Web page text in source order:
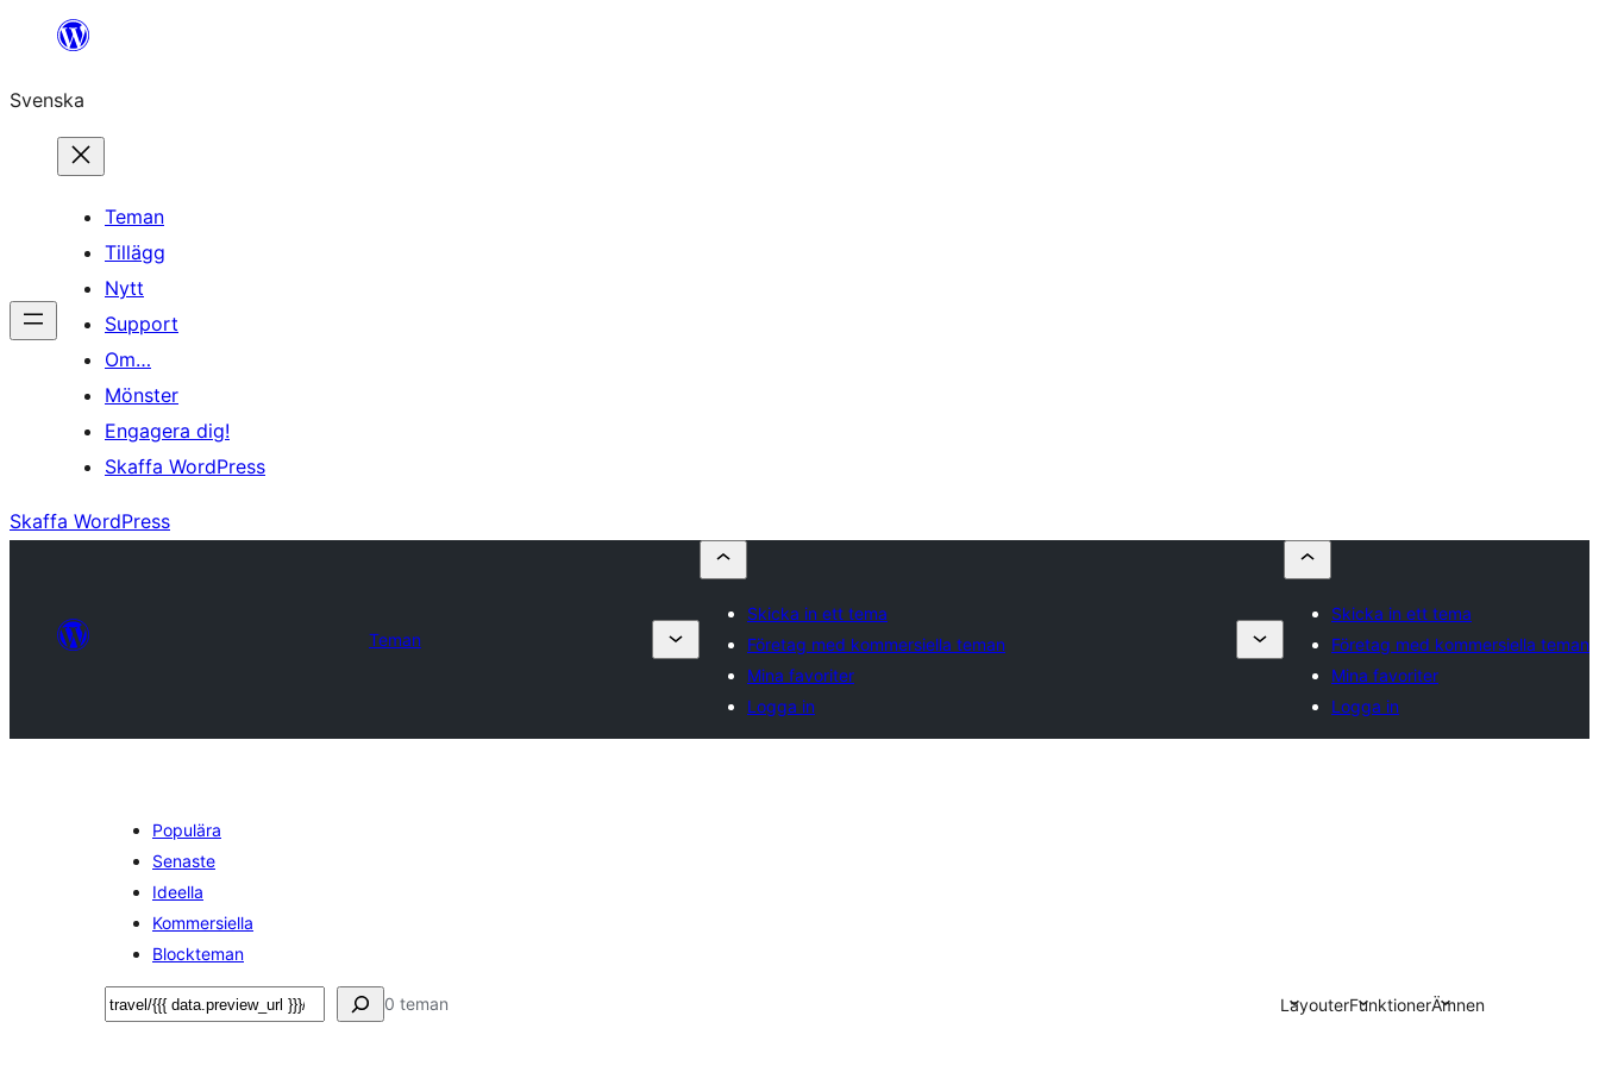
Hoppa
innehåll
Svenska
Teman
Tillägg
Nytt
Support
Om…
Mönster
Engagera dig!
Skaffa WordPress
Skaffa WordPress
Teman
Skicka in ett tema
Företag med kommersiella teman
Mina favoriter
Logga in
Skicka in ett tema
Företag med kommersiella teman
Mina favoriter
Logga in
Populära
Senaste
Ideella
Kommersiella
Blockteman
Sök 0 teman LayouterFunktionerÄmnen